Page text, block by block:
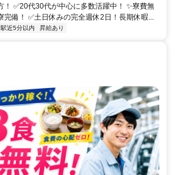
！ ✅20代30代が中心に多数活躍中！ ✨寮費無
備！ ✅土日休みの完全週休2日！長期休暇...
駅近5分以内 昇給あり